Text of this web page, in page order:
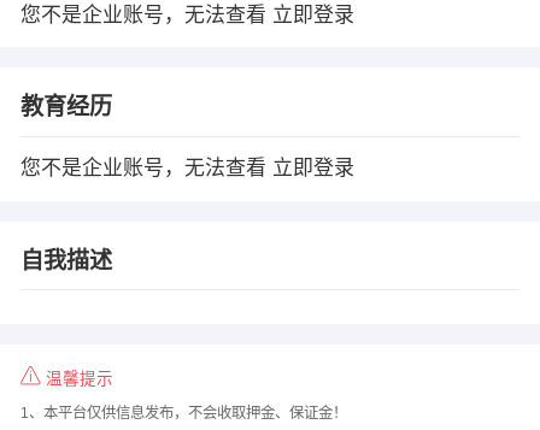
您不是企业账号，无法查看 立即登录
教育经历
您不是企业账号，无法查看 立即登录
自我描述
温馨提示
1、本平台仅供信息发布，不会收取押金、保证金！